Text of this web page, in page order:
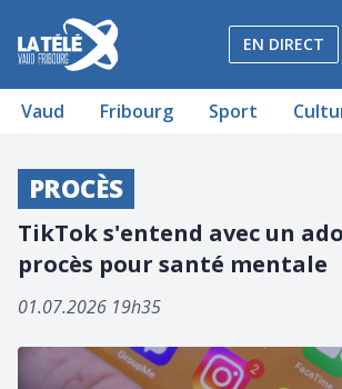
La Télé - Télévision régionale Vaud et
EN DIRECT
Vaud Fribourg Sport
PROCÈS
TikTok s'entend avec un
procès pour santé mentale
01.07.2026 19h35